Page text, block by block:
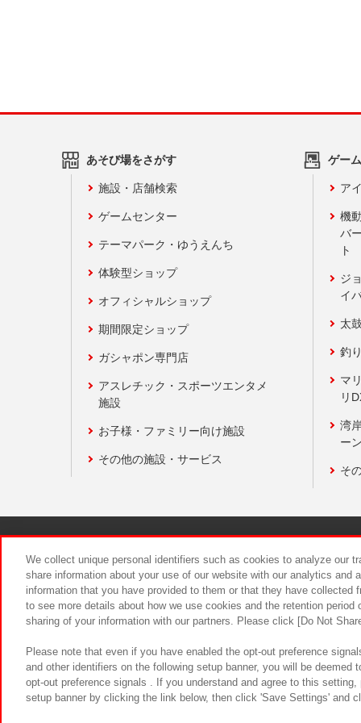
あそび場をさがす
施設・店舗検索
ゲームセンター
テーマパーク・ゆうえんち
体験型ショップ
オフィシャルショップ
期間限定ショップ
ガシャポン専門店
アスレチック・スポーツエンタメ
施設
お子様・ファミリー向け施設
その他の施設・サービス
ゲー
ア
機
バ
ト
ジ
イ
太
釣
マ
リ
湾
ー
そ
食品のご
We collect unique personal identifiers such as cookies to analyze our
share information about your use of our website with our analytics and
information that you have provided to them or that they have
to see more details about how we use cookies and the retention
sharing of your information with our partners. Please click [Do Not
Please note that even if you have enabled the opt-out preference
and other identifiers on the following setup banner, you will be
opt-out preference signals . If you understand and agree to this
setup banner by clicking the link below, then click 'Save Settings' and